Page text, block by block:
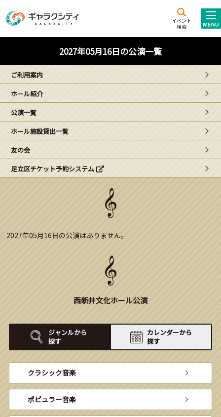
イベント
検索
施設案内
西新井
文化ホール
ギャラクシティとは
こどもみーてぃんぐ
Gがくえん
ブランドからのお知らせ
2027年05月16日の公演一覧
ご利用案内
ホール紹介
公演一覧
ホール施設貸出一覧
友の会
足立区チケット予約システム
2027年05月16日の公演はありません。
西新井文化ホール公演
ジャンルから
探す
カレンダーから
探す
クラシック音楽
ポピュラー音楽